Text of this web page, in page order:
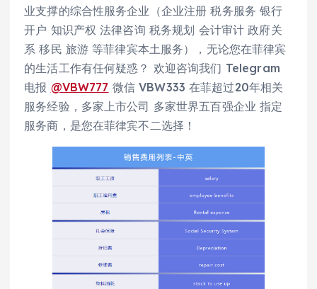
业支撑的综合性服务企业（企业注册 税务服务 银行
开户 知识产权 法律咨询 税务规划 会计审计 政府关
系 移民 旅游 等菲律宾本土服务），无论您在菲律宾
的生活工作有任何疑惑？ 欢迎咨询我们 Telegram
电报 @VBW777 微信 VBW333 在菲超过20年相关
服务经验，多家上市公司 多家世界五百强企业 指定
服务商，是您在菲律宾不二选择！